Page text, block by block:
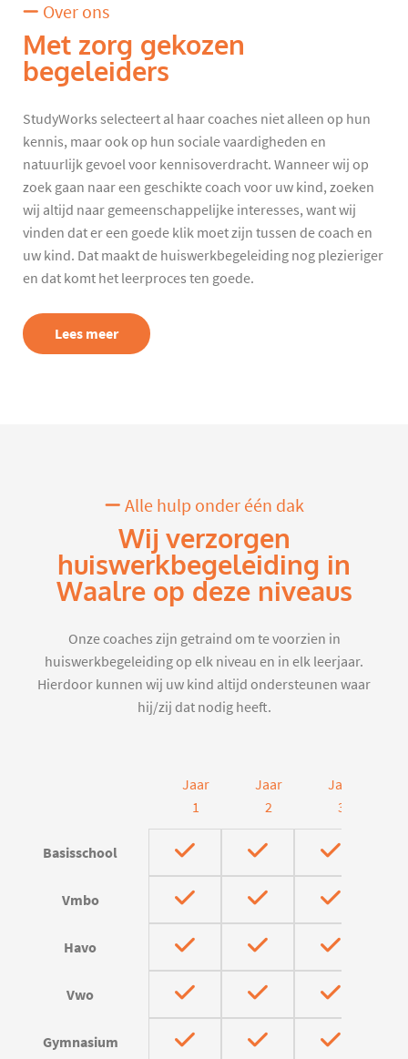
Over ons
Met zorg gekozen
begeleiders
StudyWorks selecteert al haar coaches niet alleen op hun
kennis, maar ook op hun sociale vaardigheden en
natuurlijk gevoel voor kennisoverdracht. Wanneer wij op
zoek gaan naar een geschikte coach voor uw kind, zoeken
wij altijd naar gemeenschappelijke interesses, want wij
vinden dat er een goede klik moet zijn tussen de coach en
uw kind. Dat maakt de huiswerkbegeleiding nog plezieriger
en dat komt het leerproces ten goede.
Lees meer
Alle hulp onder één dak
Wij verzorgen
huiswerkbegeleiding in
Waalre op deze niveaus
Onze coaches zijn getraind om te voorzien in
huiswerkbegeleiding op elk niveau en in elk leerjaar.
Hierdoor kunnen wij uw kind altijd ondersteunen waar
hij/zij dat nodig heeft.
Jaar
1
Jaar
2
Jaar
3
Basisschool
Vmbo
Havo
Vwo
Gymnasium